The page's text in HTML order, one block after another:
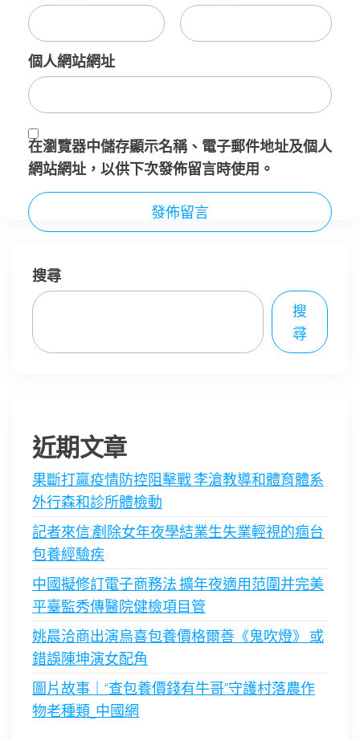
個人網站網址
在瀏覽器中儲存顯示名稱、電子郵件地址及個人
網站網址，以供下次發佈留言時使用。
搜尋
搜
尋
近期文章
果斷打贏疫情防控阻擊戰 李滄教導和體育體系
外行森和診所體檢動
記者來信:剷除女年夜學結業生失業輕視的痼台
包養經驗疾
中國擬修訂電子商務法 擴年夜適用范圍并完美
平臺監秀傳醫院健檢項目管
姚晨洽商出演烏喜包養價格爾善《鬼吹燈》 或
錯誤陳坤演女配角
圖片故事｜“查包養價錢有牛哥”守護村落農作
物老種類_中國網